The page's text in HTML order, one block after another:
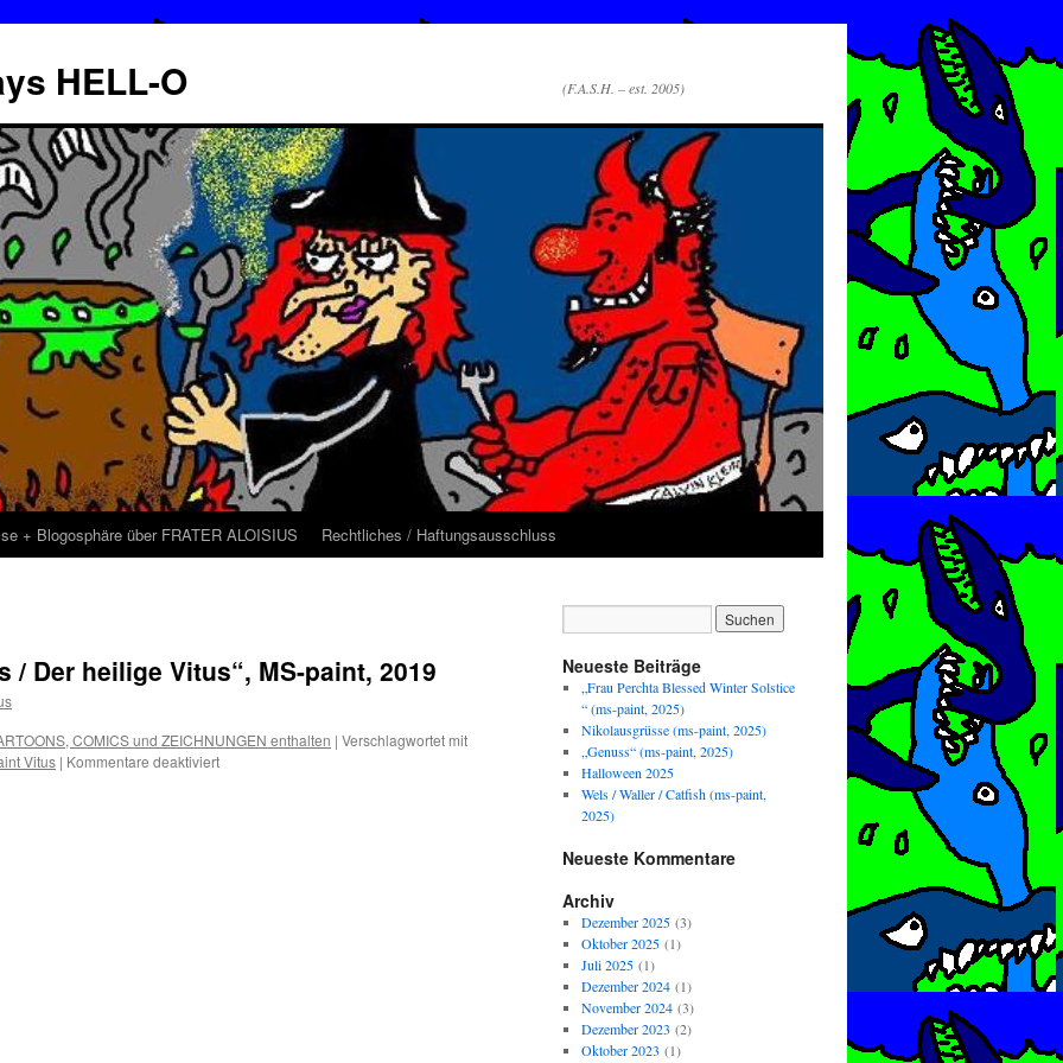
HELL-O (F.A.S.H. – est. 2005)
+ Blogosphäre über FRATER ALOISIUS Rechtliches / Haftungsausschluss
/ Der heilige Vitus“, MS-paint, 2019
COMICS und ZEICHNUNGEN enthalten | Verschlagwortet mit
Vitus | Kommentare deaktiviertfür
Neueste Beiträge
„Frau Perchta Blessed Winter Solstice
“ (ms-paint, 2025)
Nikolausgrüsse (ms-paint, 2025)
„Genuss“ (ms-paint, 2025)
Halloween 2025
Wels / Waller / Catfish (ms-paint,
2025)
Neueste Kommentare
Archiv
Dezember 2025(3)
Oktober 2025(1)
Juli 2025(1)
Dezember 2024(1)
November 2024(3)
Dezember 2023 (2)
Oktober 2023 (1)